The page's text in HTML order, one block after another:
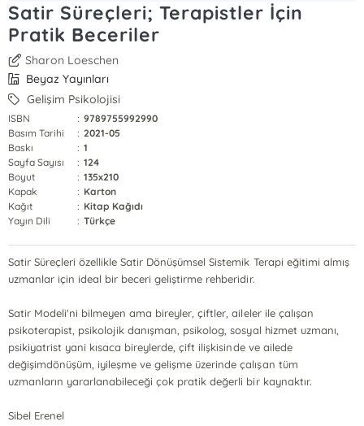
Satir Süreçleri; Terapistler İçin
Pratik Beceriler
Sharon Loeschen
Beyaz Yayınları
Gelişim Psikolojisi
ISBN : 9789755992990
Basım Tarihi
: 2021-05
Baskı
: 1
Sayfa Sayısı
: 124
Boyut
: 135x210
Kapak
: Karton
Kağıt
: Kitap Kağıdı
Yayın Dili
: Türkçe
Satir Süreçleri özellikle Satir Dönüşümsel Sistemik Terapi eğitimi almış
uzmanlar için ideal bir beceri geliştirme rehberidir.
Satir Modeli'ni bilmeyen ama bireyler, çiftler, aileler ile çalışan
psikoterapist, psikolojik danışman, psikolog, sosyal hizmet uzmanı,
psikiyatrist yani kısaca bireylerde, çift ilişkisinde ve ailede
değişimdönüşüm, iyileşme ve gelişme üzerinde çalışan tüm
uzmanların yararlanabileceği çok pratik değerli bir kaynaktır.
Sibel Erenel